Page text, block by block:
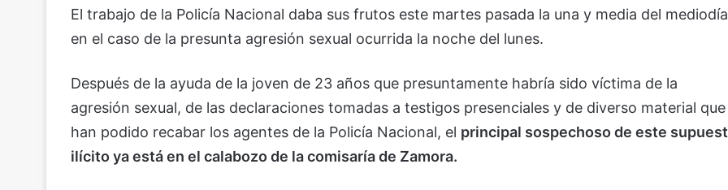
El trabajo de la Policía Nacional daba sus frutos este martes pasada la una y media del mediodía
en el caso de la presunta agresión sexual ocurrida la noche del lunes.
Después de la ayuda de la joven de 23 años que presuntamente habría sido víctima de la
agresión sexual, de las declaraciones tomadas a testigos presenciales y de diverso material que
han podido recabar los agentes de la Policía Nacional, el principal sospechoso de este
ilícito ya está en el calabozo de la comisaría de Zamora.